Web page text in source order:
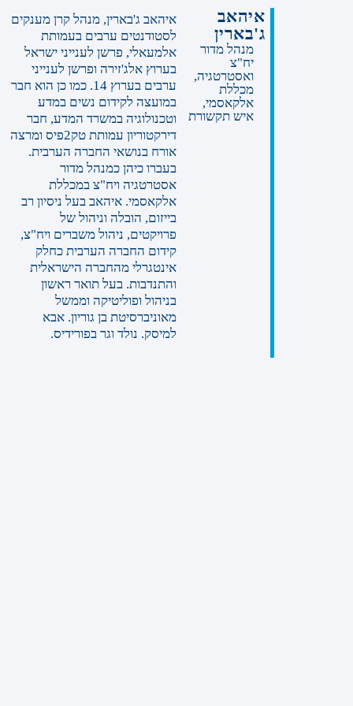
איהאב
ג'בארין
מנהל מדור
יח"צ
ואסטרטגיה,
מכללת
אלקאסמי,
איש תקשורת
איהאב ג'בארין, מנהל קרן מענקים
לסטודנטים ערבים בעמותת
אלמעאלי, פרשן לענייני ישראל
בערוץ אלג'זירה ופרשן לענייני
ערבים בערוץ 14. כמו כן הוא חבר
במועצה לקידום נשים במדע
וטכנולוגיה במשרד המדע, חבר
דירקטוריון עמותת טק2פיס ומרצה
אורח בנושאי החברה הערבית.
בעברו כיהן כמנהל מדור
אסטרטגיה ויח"צ במכללת
אלקאסמי. איהאב בעל ניסיון רב
בייזום, הובלה וניהול של
פרויקטים, ניהול משברים ויח"צ,
קידום החברה הערבית כחלק
אינטגרלי מהחברה הישראלית
והתנדבות. בעל תואר ראשון
בניהול ופוליטיקה וממשל
מאוניברסיטת בן גוריון. אבא
למיסק. נולד וגר בפורידיס.